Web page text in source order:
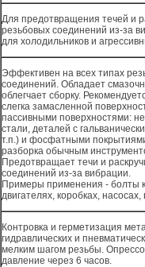
Для предотвращения течей и
резьбовых соединений из-за
для холодильников и
Эффективен на всех типах
соединений. Обладает
облегчает сборку.
слегка замасленной
пассивными поверхностями:
стали, деталей с
т.п.) и фосфатными
разборка обычным
Предотвращает течи и
соединений из-за вибрации.
Примеры применения - болты
двигате­лях, коробках, насо­сах,
Контровка и герметизация
гидравличес­ких и
мелким шагом резьбы.
давле­ние через 6 часов.